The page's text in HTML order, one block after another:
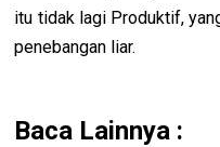
itu tidak lagi Produktif,
penebangan liar.
Baca Lainnya :